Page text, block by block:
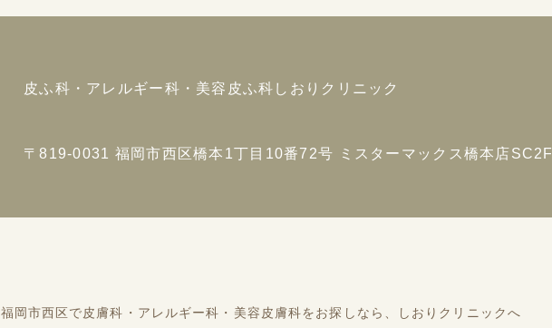
皮ふ科・アレルギー科・美容皮ふ科 しおりクリニック
〒819-0031 福岡市西区橋本1丁目10番72号 ミスターマックス橋本店SC2F
福岡市西区で皮膚科・アレルギー科・美容皮膚科をお探しなら、 しおりクリニックへ